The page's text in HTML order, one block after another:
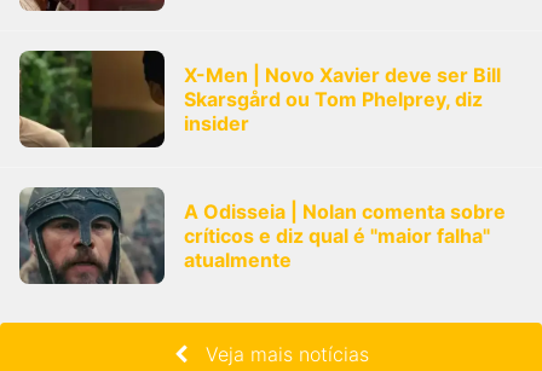
X-Men | Novo Xavier deve ser Bill
Skarsgård ou Tom Phelprey, diz
insider
A Odisseia | Nolan comenta sobre
críticos e diz qual é "maior falha"
atualmente
Veja mais notícias